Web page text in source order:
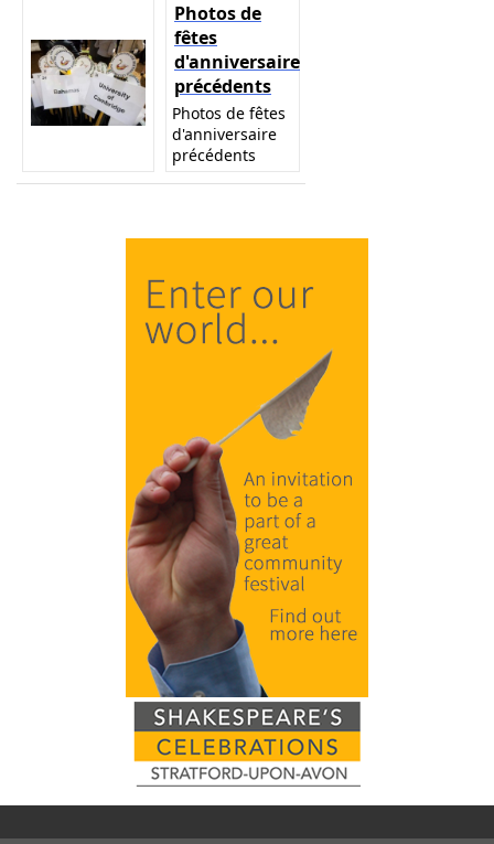
Photos de
fêtes
d'anniversaire
précédents
Photos de fêtes
d'anniversaire
précédents